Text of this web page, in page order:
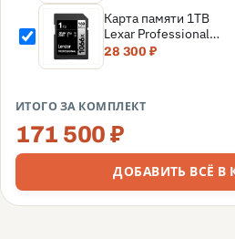
Box
Карта памяти 1TB
Lexar Professional
SDXC UHS-I
BNNNG)
28 300 ₽
ИТОГО ЗА КОМПЛЕКТ
171 500 ₽
ДОБАВИТЬ ВСЁ В